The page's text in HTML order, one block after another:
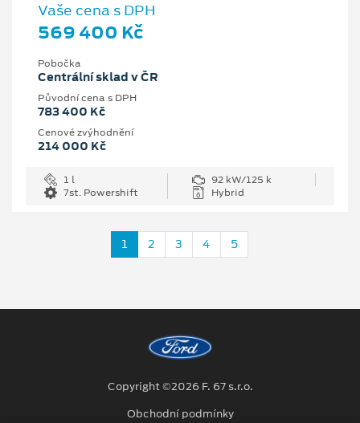
Vaše cena s DPH
569 400 Kč
Pobočka
Centrální sklad v ČR
Původní cena s DPH
783 400 Kč
Cenové zvýhodnění
214 000 Kč
1 l
92 kW/125 k
7st. Powershift
Hybrid
1 2 3 4 5
Copyright ©2026 F. 67 s.r.o.
Obchodní podmínky